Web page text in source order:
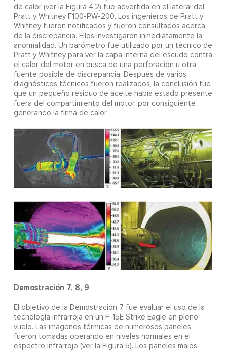
de calor (ver la Figura 4.2) fue advertida en el lateral del
Pratt y Whitney F100-PW-200. Los ingenieros de Pratt y
Whitney fueron notificados y fueron consultados acerca
de la discrepancia. Ellos investigaron inmediatamente la
anormalidad. Un barómetro fue utilizado por un técnico de
Pratt y Whitney para ver la capa interna del escudo contra
el calor del motor en busca de una perforación u otra
fuente posible de discrepancia. Después de varios
diagnósticos técnicos fueron realizados, la conclusión fue
que un pequeño residuo de aceite había estado presente
fuera del compartimiento del motor, por consiguiente
generando la firma de calor.
Demostración 7, 8, 9
El objetivo de la Demostración 7 fue evaluar el uso de la
tecnología infrarroja en un F-15E Strike Eagle en pleno
vuelo. Las imágenes térmicas de numerosos paneles
fueron tomadas operando en niveles normales en el
espectro infrarrojo (ver la Figura 5). Los paneles malos